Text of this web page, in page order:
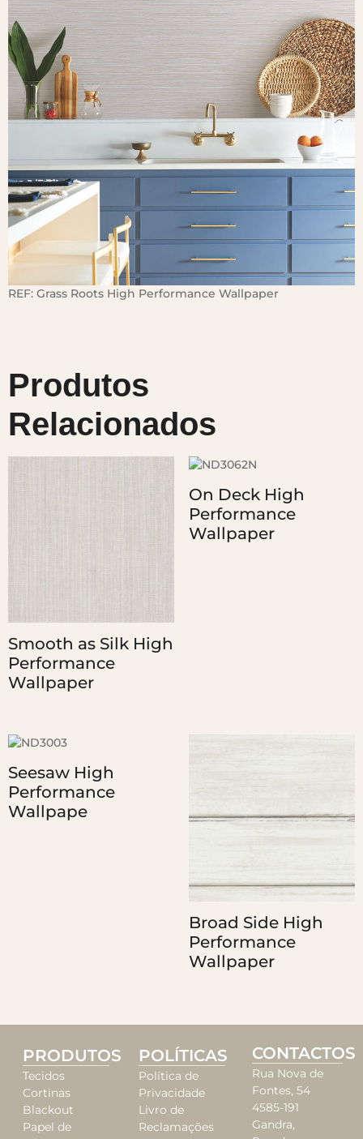
REF: Grass Roots High Performance Wallpaper
Produtos
Relacionados
Smooth as Silk High
Performance
Wallpaper
On Deck High
Performance
Wallpaper
Seesaw High
Performance
Wallpape
Broad Side High
Performance
Wallpaper
PRODUTOS
Tecidos
Cortinas
Blackout
Papel de
POLÍTICAS
Política de
Privacidade
Livro de
Reclamações
CONTACTOS
Rua Nova de
Fontes, 54
4585-191
Gandra,